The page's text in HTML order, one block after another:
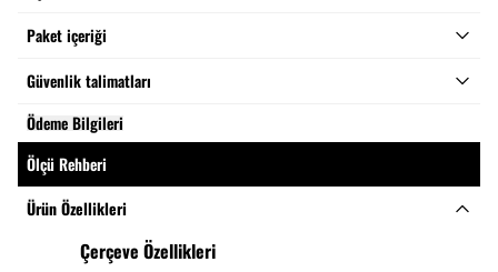
Paket içeriği
Güvenlik talimatları
Ödeme Bilgileri
Ölçü Rehberi
Ürün Özellikleri
Çerçeve Özellikleri